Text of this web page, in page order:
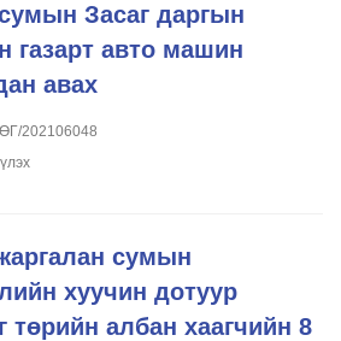
Засаг даргын
газарт авто машин
авах
202106048
сумын
хуучин дотуур
төрийн албан хаагчийн 8